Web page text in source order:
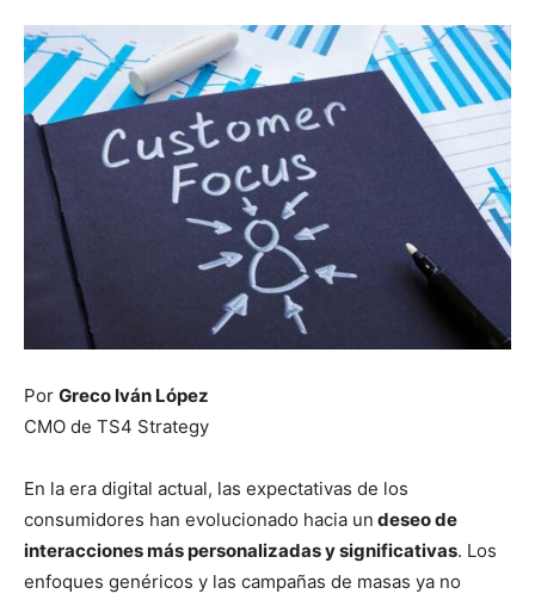
Por Greco Iván López
CMO de TS4 Strategy
En la era digital actual, las expectativas de los
consumidores han evolucionado hacia un deseo de
interacciones más personalizadas y significativas. Los
enfoques genéricos y las campañas de masas ya no